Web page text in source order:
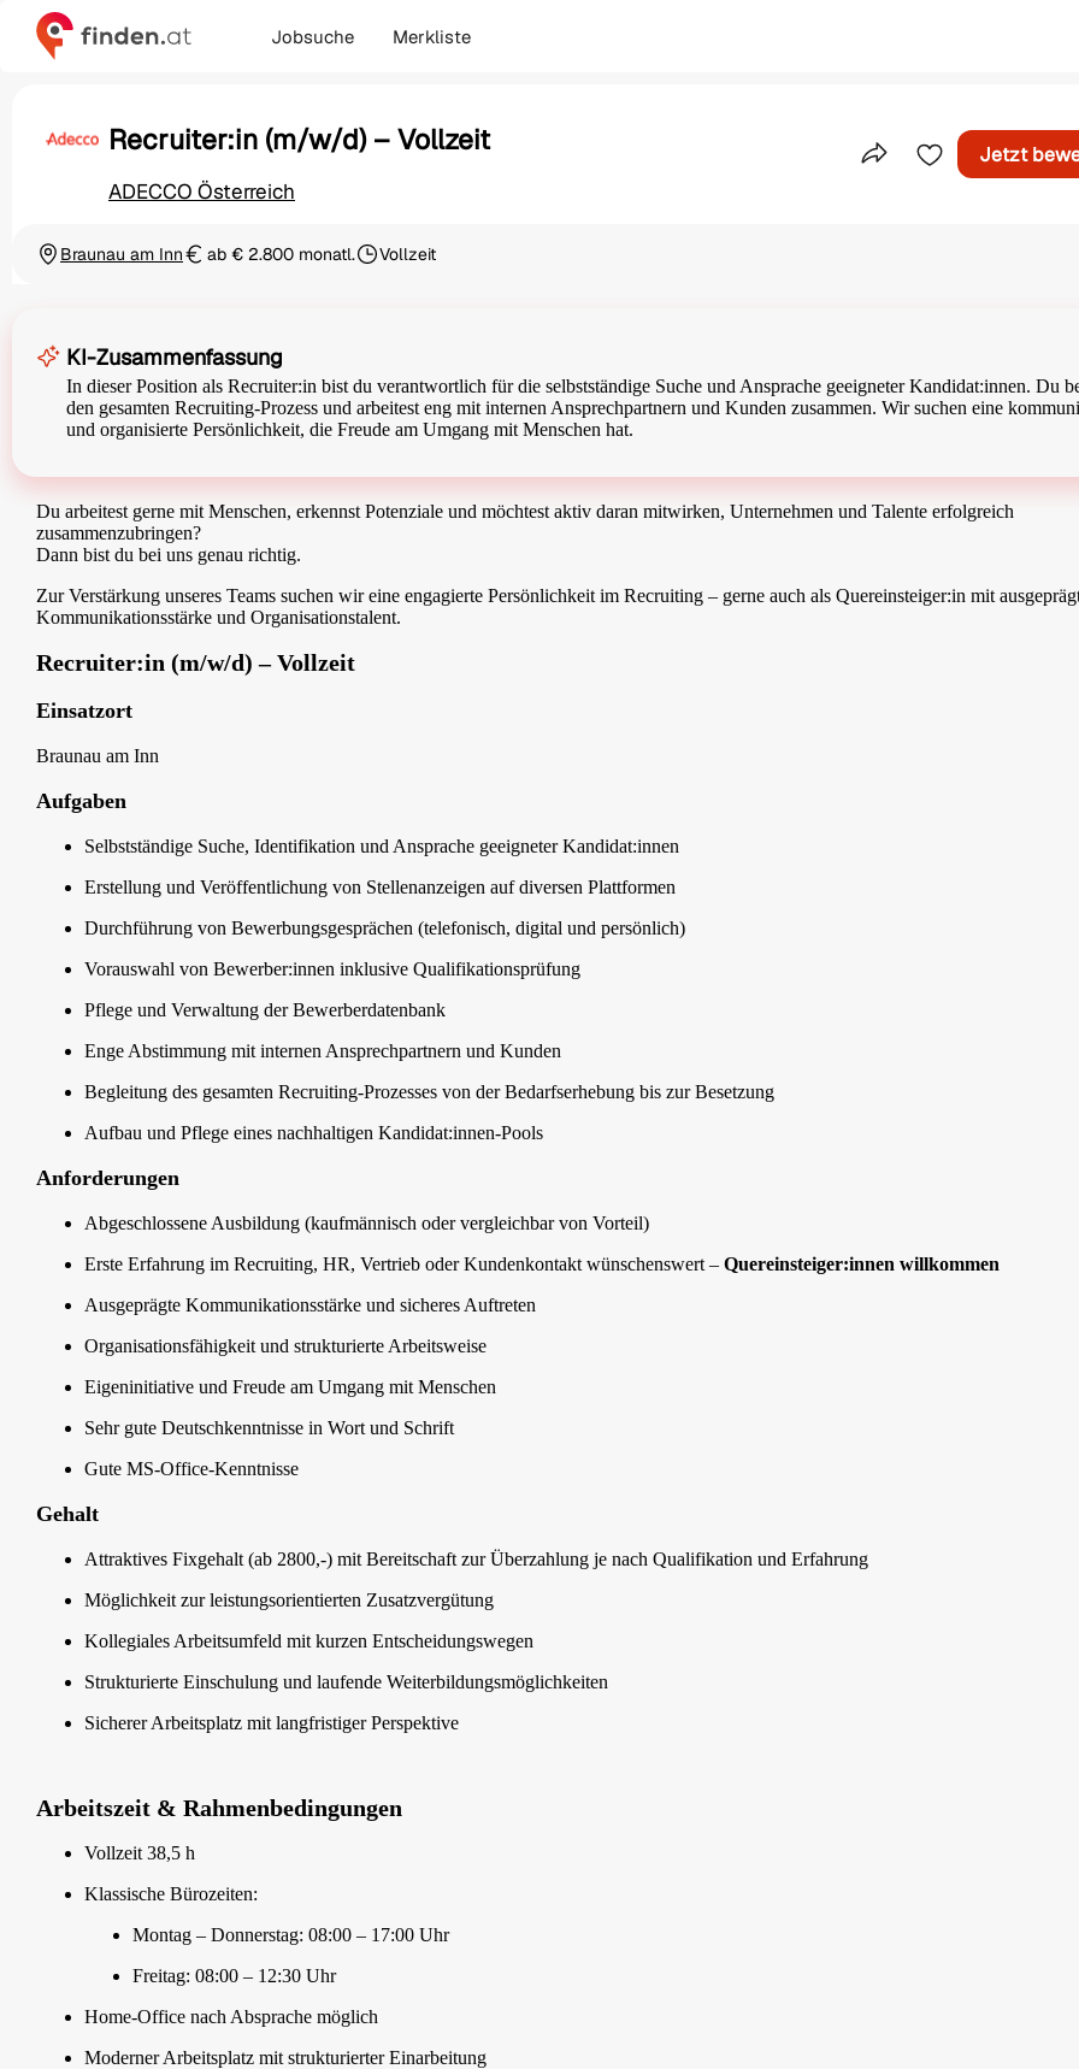
Jobsuche Merkliste
Recruiter:in (m/w/d) – Vollzeit
ADECCO Österreich
Teile dieses Inserat
Jetzt
Ortschaft
Braunau am InnGehaltab € 2.800 monatl.Beschäftigungsart
Vollzeit
KI-Zusammenfassung
In dieser Position als Recruiter:in bist du verantwortlich für die selbstständige Suche und Ansprache geeigneter Kandidat:innen. Du
den gesamten Recruiting-Prozess und arbeitest eng mit internen Ansprechpartnern und Kunden zusammen. Wir suchen eine
und organisierte Persönlichkeit, die Freude am Umgang mit Menschen hat.
Du arbeitest gerne mit Menschen, erkennst Potenziale und möchtest aktiv daran mitwirken, Unternehmen und Talente erfolgreich
zusammenzubringen?
Dann bist du bei uns genau richtig.
Zur Verstärkung unseres Teams suchen wir eine engagierte Persönlichkeit im Recruiting – gerne auch als Quereinsteiger:in mit
Kommunikationsstärke und Organisationstalent.
Recruiter:in (m/w/d) – Vollzeit
Einsatzort
Braunau am Inn
Aufgaben
Selbstständige Suche, Identifikation und Ansprache geeigneter Kandidat:innen
Erstellung und Veröffentlichung von Stellenanzeigen auf diversen Plattformen
Durchführung von Bewerbungsgesprächen (telefonisch, digital und persönlich)
Vorauswahl von Bewerber:innen inklusive Qualifikationsprüfung
Pflege und Verwaltung der Bewerberdatenbank
Enge Abstimmung mit internen Ansprechpartnern und Kunden
Begleitung des gesamten Recruiting-Prozesses von der Bedarfserhebung bis zur Besetzung
Aufbau und Pflege eines nachhaltigen Kandidat:innen-Pools
Anforderungen
Abgeschlossene Ausbildung (kaufmännisch oder vergleichbar von Vorteil)
Erste Erfahrung im Recruiting, HR, Vertrieb oder Kundenkontakt wünschenswert – Quereinsteiger:innen willkommen
Ausgeprägte Kommunikationsstärke und sicheres Auftreten
Organisationsfähigkeit und strukturierte Arbeitsweise
Eigeninitiative und Freude am Umgang mit Menschen
Sehr gute Deutschkenntnisse in Wort und Schrift
Gute MS-Office-Kenntnisse
Gehalt
Attraktives Fixgehalt (ab 2800,-) mit Bereitschaft zur Überzahlung je nach Qualifikation und Erfahrung
Möglichkeit zur leistungsorientierten Zusatzvergütung
Kollegiales Arbeitsumfeld mit kurzen Entscheidungswegen
Strukturierte Einschulung und laufende Weiterbildungsmöglichkeiten
Sicherer Arbeitsplatz mit langfristiger Perspektive
Arbeitszeit & Rahmenbedingungen
Vollzeit 38,5 h
Klassische Bürozeiten:
Montag – Donnerstag: 08:00 – 17:00 Uhr
Freitag: 08:00 – 12:30 Uhr
Home-Office nach Absprache möglich
Moderner Arbeitsplatz mit strukturierter Einarbeitung